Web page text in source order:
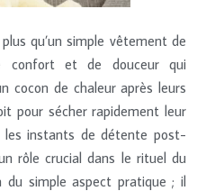
qu’un simple vêtement de
confort et de douceur qui
cocon de chaleur après leurs
pour sécher rapidement leur
les instants de détente post-
rôle crucial dans le rituel du
du simple aspect pratique ; il